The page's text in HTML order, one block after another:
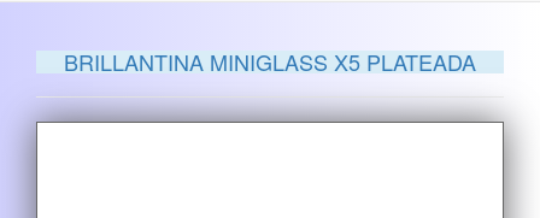
BRILLANTINA MINIGLASS X5 PLATEADA